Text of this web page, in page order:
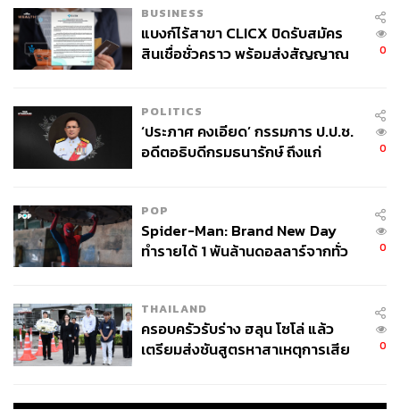
BUSINESS
แบงก์ไร้สาขา CLICX ปิดรับสมัคร
สินเชื่อชั่วคราว พร้อมส่งสัญญาณ
0
POLITICS
‘ประภาศ คงเอียด’ กรรมการ ป.ป.ช.
อดีตอธิบดีกรมธนารักษ์ ถึงแก่
0
POP
Spider-Man: Brand New Day
ทำรายได้ 1 พันล้านดอลลาร์จากทั่ว
0
THAILAND
ครอบครัวรับร่าง ฮลุน โซโล่ แล้ว
เตรียมส่งชันสูตรหาสาเหตุการเสีย
0